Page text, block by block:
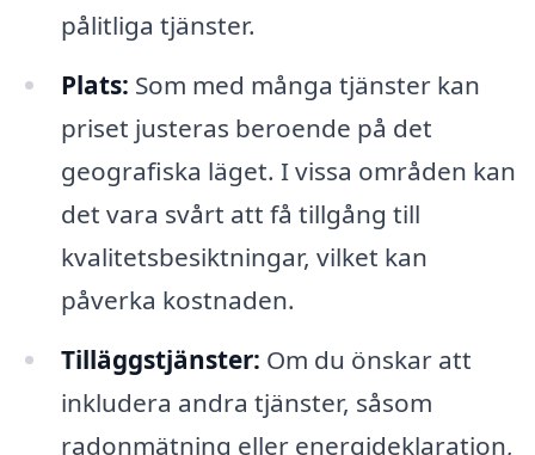
pålitliga tjänster.
Plats: Som med många tjänster kan
priset justeras beroende på det
geografiska läget. I vissa områden kan
det vara svårt att få tillgång till
kvalitetsbesiktningar, vilket kan
påverka kostnaden.
Tilläggstjänster: Om du önskar att
inkludera andra tjänster, såsom
radonmätning eller energideklaration,